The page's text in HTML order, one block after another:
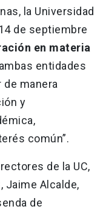
la Universidad
de septiembre
en materia
entidades
de manera
y
común”.
de la UC,
Jaime Alcalde,
de